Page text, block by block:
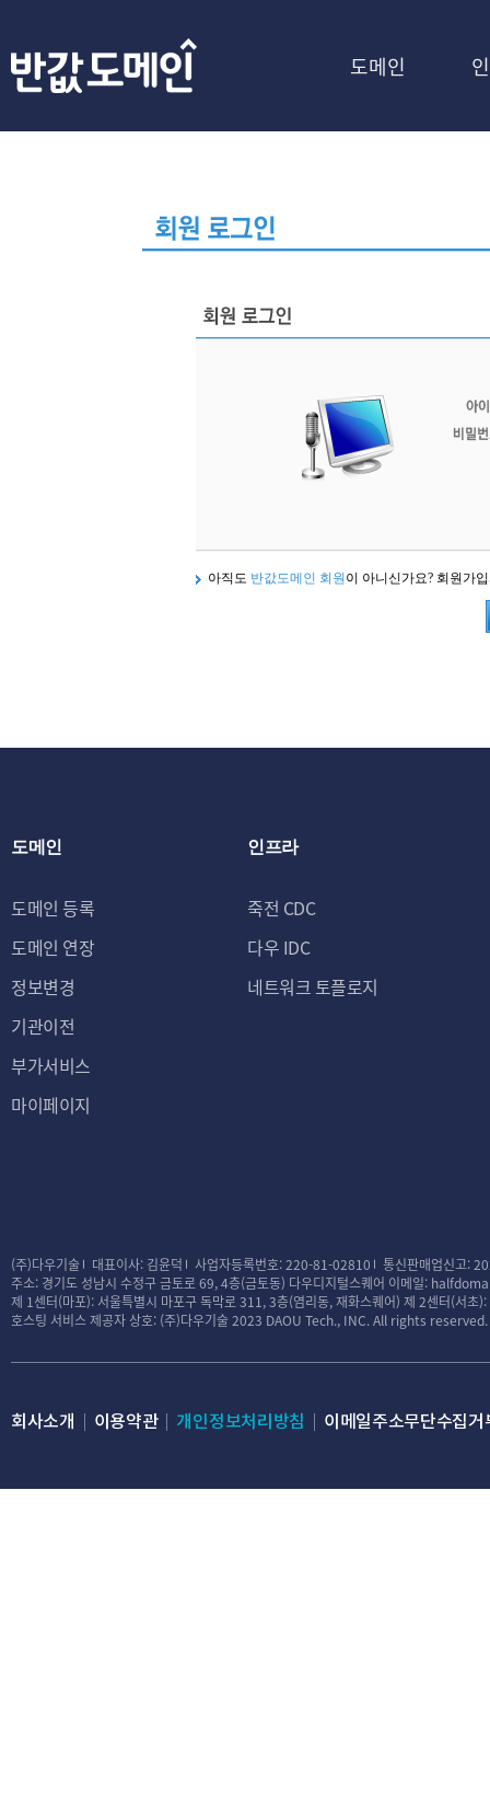
도메인
아직도 반값도메인 회원 이 아니신가요? 회원가
도메인
도메인 등록
도메인 연장
정보변경
기관이전
부가서비스
마이페이지
인프라
죽전 CDC
다우 IDC
네트워크 토플로지
(주)다우기술 대표이사: 김윤덕 사업자등록번호: 220-81-02810
통신판매업신고:
주소: 경기도 성남시 수정구 금토로 69, 4층(금토동) 다우디지털스퀘어 이메일:
제 1센터(마포): 서울특별시 마포구 독막로 311, 3층(염리동, 재화스퀘어) 제 2센터(서초
호스팅 서비스 제공자 상호: (주)다우기술2023 DAOU Tech., INC. All rights reserved.
회사소개 이용약관 개인정보처리방침 이메일주소무단수집거